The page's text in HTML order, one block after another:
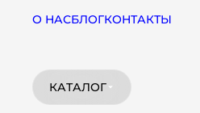
О НАСБЛОГКОНТАКТЫ
КАТАЛОГ